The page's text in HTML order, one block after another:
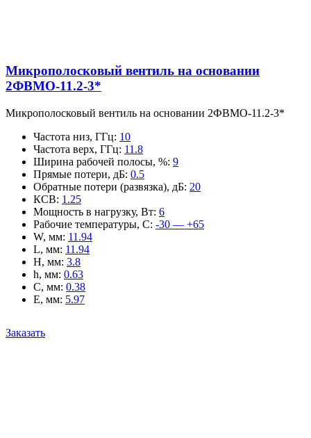
Микрополосковый вентиль на основании
2ФВМO-11.2-3*
Микрополосковый вентиль на основании 2ФВМO-11.2-3*
Частота низ, ГГц: 10
Частота верх, ГГц: 11.8
Ширина рабочей полосы, %: 9
Прямые потери, дБ: 0.5
Обратные потери (развязка), дБ: 20
КСВ: 1.25
Мощность в нагрузку, Вт: 6
Рабочие температуры, С: -30 — +65
W, мм: 11.94
L, мм: 11.94
H, мм: 3.8
h, мм: 0.63
C, мм: 0.38
E, мм: 5.97
Заказать